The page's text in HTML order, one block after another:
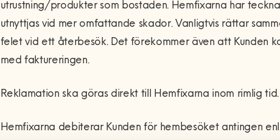
utrustning/produkter som bostaden. Hemfixarna har
utnyttjas vid mer omfattande skador. Vanligtvis rättar
felet vid ett återbesök. Det förekommer även att Kunden
med faktureringen.
Reklamation ska göras direkt till Hemfixarna inom rimlig tid.
Hemfixarna debiterar Kunden för hembesöket antingen